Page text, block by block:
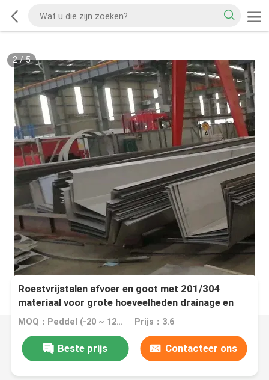
2/5
Roestvrijstalen afvoer en goot met 201/304
materiaal voor grote hoeveelheden drainage en
koudgewalste afwerking
MOQ：Peddel (-20 ~ 120 ℃) Prijs：3.6
Beste prijs Contacteer ons